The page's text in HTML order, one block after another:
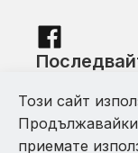
Този сайт
Продължавайки
приемате